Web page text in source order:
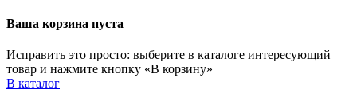
Ваша корзина пуста
Исправить это просто: выберите в каталоге интересующий
товар и нажмите кнопку «В корзину»
В каталог